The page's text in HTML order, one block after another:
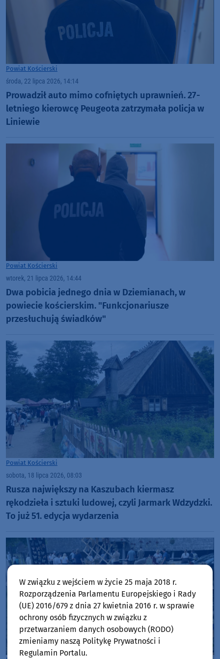
Powiat Kościerski
środa, 22 lipca 2026, 14:14
Prowadził auto mimo cofniętych uprawnień. 27-
letniego kierowcę Peugeota zatrzymała policja w
Liniewie
Powiat Kościerski
wtorek, 21 lipca 2026, 14:44
Dwa pobicia jednego dnia w Dziemianach, w
powiecie kościerskim. "Funkcjonariusze
przesłuchują świadków"
Powiat Kościerski
sobota, 18 lipca 2026, 08:03
Rusza największy na Kaszubach kiermasz
rękodzieła i sztuki ludowej, czyli Jarmark Wdzydzki.
To już 51. edycja wydarzenia
W związku z wejściem w życie 25 maja 2018 r.
Rozporządzenia Parlamentu Europejskiego i Rady
(UE) 2016/679 z dnia 27 kwietnia 2016 r. w sprawie
ochrony osób fizycznych w związku z
przetwarzaniem danych osobowych (RODO)
zmieniamy naszą Politykę Prywatności i
Regulamin Portalu.